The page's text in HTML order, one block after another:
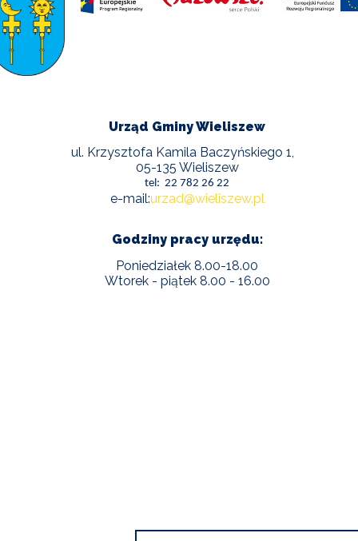
Urząd Gminy Wieliszew
ul. Krzysztofa Kamila Baczyńskiego 1,
05-135 Wieliszew
tel: 22 782 26 22
e-mail:urzad@wieliszew.pl
Godziny pracy urzędu:
Poniedziałek 8.00-18.00
Wtorek - piątek 8.00 - 16.00